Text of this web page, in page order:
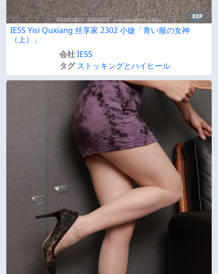
88P
IESS Yisi Quxiang 丝享家 2302 小婕「青い服の女神
（上）」
会社IESS
タグ ストッキングとハイヒール